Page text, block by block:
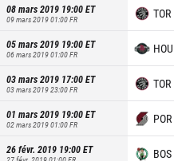
08 mars 2019 19:00ET
09 mars 2019 01:00FR TOR
05 mars 2019 19:00ET
06 mars 2019 01:00FR HOU
03 mars 2019 17:00ET
03 mars 2019 23:00FR TOR
01 mars 2019 19:00ET
02 mars 2019 01:00FR POR
26 févr. 2019 19:00ET BOS